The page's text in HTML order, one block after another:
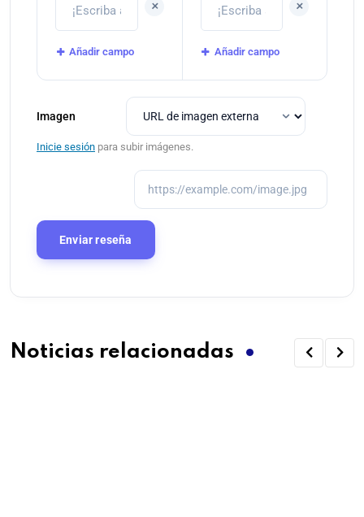
+
Añadir campo
+
Añadir campo
Imagen
Inicie sesión para subir imágenes.
Noticias relacionadas